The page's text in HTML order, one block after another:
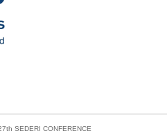
SEDERI CONFERENCE